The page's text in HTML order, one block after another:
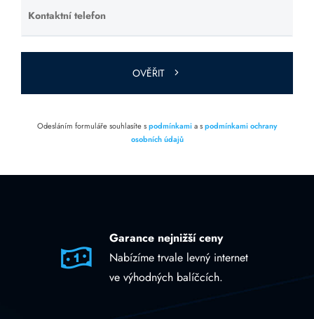
Kontaktní telefon
Ponechte
toto pole
prázdné.
OVĚŘIT
Odesláním formuláře souhlasíte spodmínkamia spodmínkami ochrany
osobních údajů
Garance nejnižší ceny
Nabízíme trvale levný internet
ve výhodných balíčcích.